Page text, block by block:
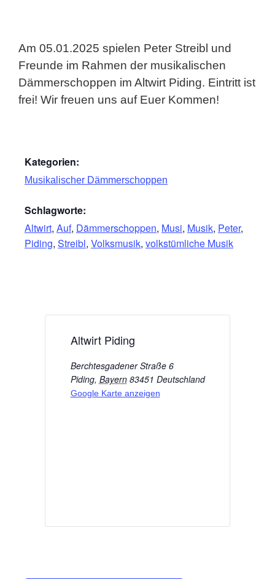
Am 05.01.2025 spielen Peter Streibl und
Freunde im Rahmen der musikalischen
Dämmerschoppen im Altwirt Piding. Eintritt ist
frei! Wir freuen uns auf Euer Kommen!
Kategorien:
Musikalischer Dämmerschoppen
Schlagworte:
Altwirt, Auf, Dämmerschoppen, Musi, Musik, Peter,
Piding, Streibl, Volksmusik, volkstümliche Musik
Altwirt Piding
Berchtesgadener Straße 6
Piding, Bayern 83451 Deutschland
Google Karte anzeigen